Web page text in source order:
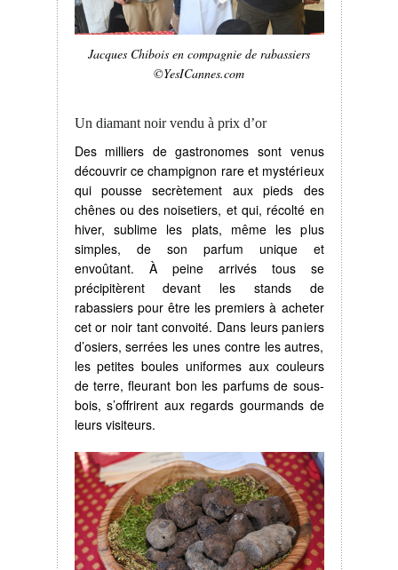
Jacques Chibois en compagnie de rabassiers
©YesICannes.com
Un diamant noir vendu à prix d’or
Des milliers de gastronomes sont venus
découvrir ce champignon rare et mystérieux
qui pousse secrètement aux pieds des
chênes ou des noisetiers, et qui, récolté en
hiver, sublime les plats, même les plus
simples, de son parfum unique et
envoûtant. À peine arrivés tous se
précipitèrent devant les stands de
rabassiers pour être les premiers à acheter
cet or noir tant convoité. Dans leurs paniers
d’osiers, serrées les unes contre les autres,
les petites boules uniformes aux couleurs
de terre, fleurant bon les parfums de sous-
bois, s’offrirent aux regards gourmands de
leurs visiteurs.